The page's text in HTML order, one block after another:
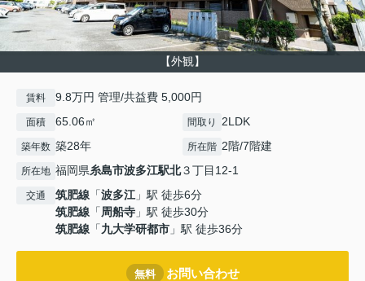
【外観】
賃料 9.8万円 管理/共益費 5,000円
面積 65.06㎡ 間取り 2LDK
築年数 築28年 所在階 2階/7階建
所在地 福岡県糸島市波多江駅北３丁目12-1
交通 筑肥線 「波多江」駅 徒歩6分
筑肥線 「周船寺 」駅 徒歩30分
筑肥線 「九大学研都市 」駅 徒歩36分
無料 お問い合わせ